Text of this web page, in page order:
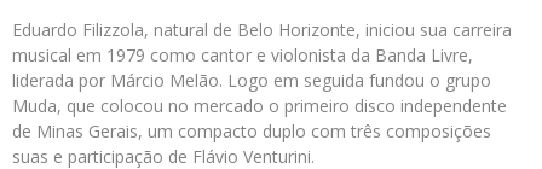
Eduardo Filizzola, natural de Belo Horizonte, iniciou sua carreira
musical em 1979 como cantor e violonista da Banda Livre,
liderada por Márcio Melão. Logo em seguida fundou o grupo
Muda, que colocou no mercado o primeiro disco independente
de Minas Gerais, um compacto duplo com três composições
suas e participação de Flávio Venturini.